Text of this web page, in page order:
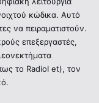
κώδικα. Αυτό
να πειραματιστούν.
επεξεργαστές,
το RadioI et), τον